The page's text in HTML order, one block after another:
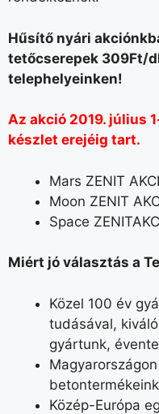
Hűsítő nyári
tetőcserepek 309Ft/
telephelyeinken!
Az akció 2019. július
készlet erejéig tart.
Mars ZENIT
Moon ZENIT
Space ZENIT
Miért jó választás a
Közel 100 év
tudásával,
gyártunk,
Közép-Európa